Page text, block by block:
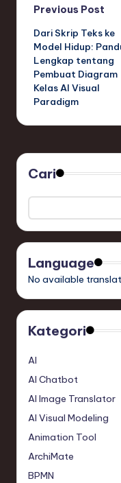
Post
Previous Post
Dari Skrip Teks ke
Model Hidup:
Lengkap tentang
Pembuat Diagram
Kelas AI Visual
Paradigm
Cari
Language
No available
Kategori
AI
AI Chatbot
AI Image Translator
AI Visual Modeling
Animation Tool
ArchiMate
BPMN